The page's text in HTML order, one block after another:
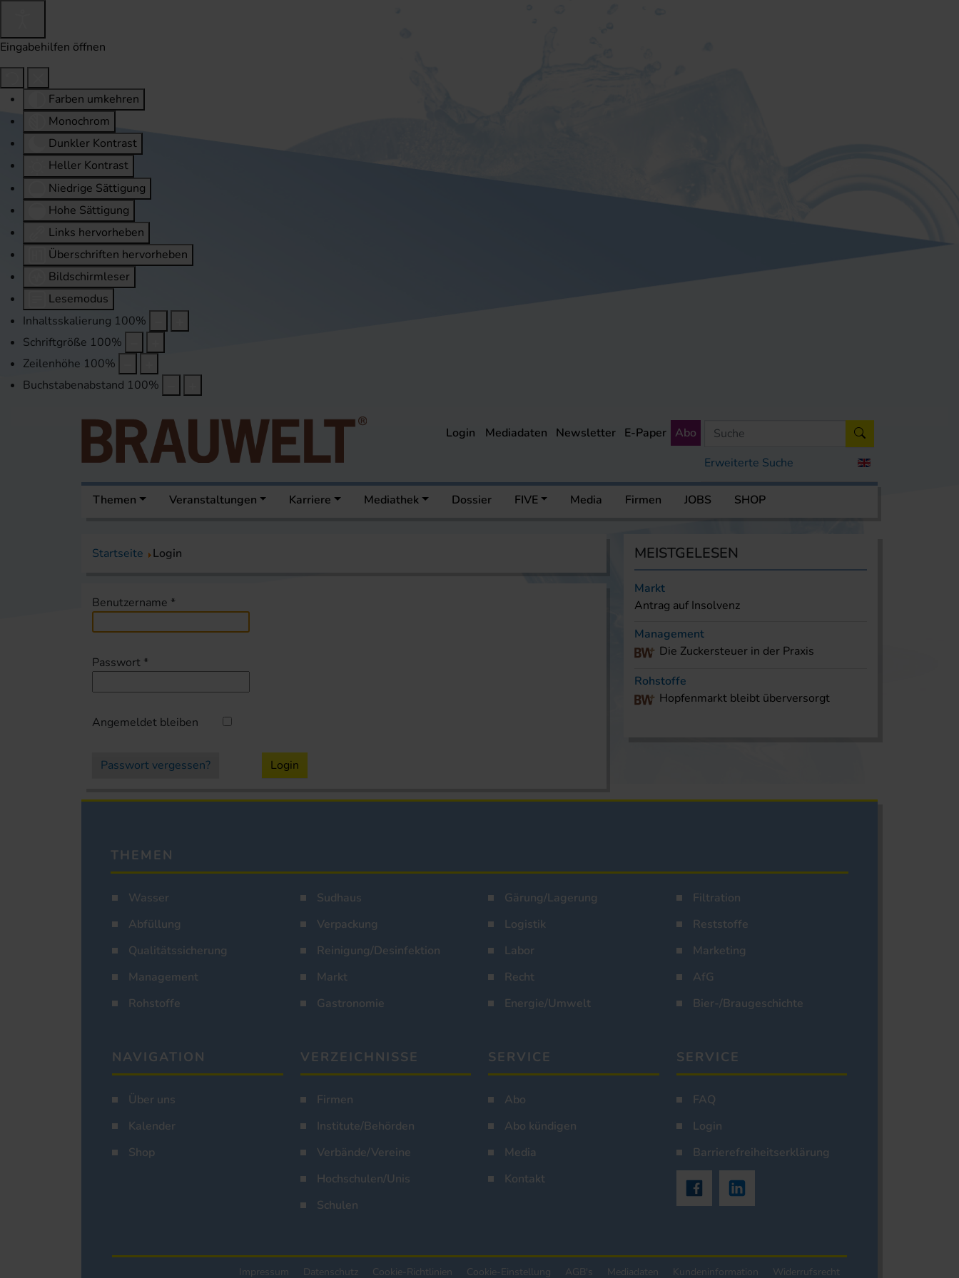
Eingabehilfen öffnen
Farben umkehren
Monochrom
Dunkler Kontrast
Heller Kontrast
Niedrige Sättigung
Hohe Sättigung
Links hervorheben
Überschriften hervorheben
Bildschirmleser
Lesemodus
Inhaltsskalierung 100%
Schriftgröße 100%
Zeilenhöhe 100%
Buchstabenabstand 100%
Erweiterte Suche
Login Mediadaten Newsletter E-Paper Abo
Themen Veranstaltungen Karriere Mediathek Dossier FIVE Media Firmen JOBS SHOP
Startseite Login
Benutzername *
Passwort *
Angemeldet bleiben
Passwort vergessen? Login
MEISTGELESEN
Markt
Antrag auf Insolvenz
Management
Die Zuckersteuer in der Praxis
Rohstoffe
Hopfenmarkt bleibt überversorgt
THEMEN
Wasser Sudhaus Gärung/Lagerung
Filtration
Abfüllung
Verpackung Logistik
Reststoffe
Qualitätssicherung
Reinigung/Desinfektion Labor
Marketing
Management
Markt Recht
AfG
Rohstoffe
Gastronomie Energie/Umwelt Bier-/Braugeschichte
NAVIGATION
Über uns
Kalender
Shop
VERZEICHNISSE
Firmen
Institute/Behörden
Verbände/Vereine
Hochschulen/Unis
Schulen
SERVICE
Abo
Abo kündigen
Media
Kontakt
SERVICE
FAQ
Login
Barrierefreiheitserklärung
Impressum Datenschutz Cookie-Richtlinien Cookie-Einstellung AGB's Mediadaten Kundeninformation Widerrufsrecht